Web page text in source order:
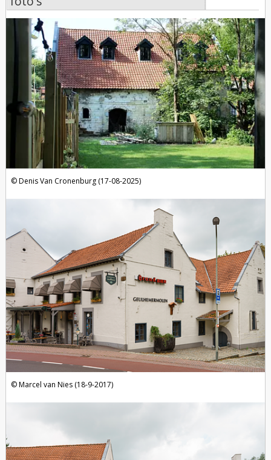
foto's
Denis Van Cronenburg (17-08-2025)
Marcel van Nies (18-9-2017)